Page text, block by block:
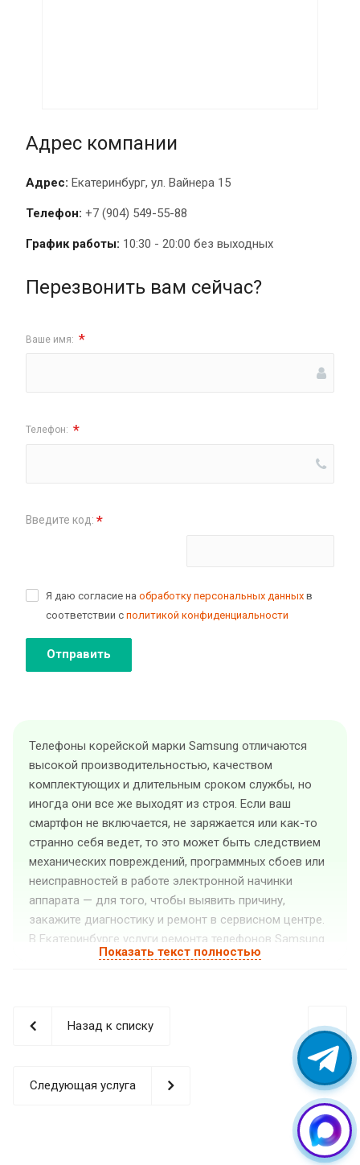
Адрес компании
Адрес: Екатеринбург, ул. Вайнера 15
Телефон: +7 (904) 549-55-88
График работы: 10:30 - 20:00 без выходных
Перезвонить вам сейчас?
Ваше имя: *
Телефон: *
Введите код: *
Я даю согласие на обработку персональных данных в
соответствии с политикой конфиденциальности
Отправить
Телефоны корейской марки Samsung отличаются
высокой производительностью, качеством
комплектующих и длительным сроком службы, но
иногда они все же выходят из строя. Если ваш
смартфон не включается, не заряжается или как-то
странно себя ведет, то это может быть следствием
механических повреждений, программных сбоев или
неисправностей в работе электронной начинки
аппарата — для того, чтобы выявить причину,
закажите диагностику и ремонт в сервисном центре.
В Екатеринбурге услуги ремонта телефонов Samsung
оказывает «GuruGSM». Квалифицированные
обновления. Мы предлагаем доступные цены и
срочный ремонт (стоимость рассчитывается после
бесплатной диагностики).
Показать текст полностью
Назад к списку
Следующая услуга